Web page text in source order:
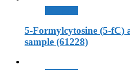
5-Formylcytosine (5-fC)
sample (61228)